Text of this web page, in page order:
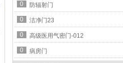
0 防辐射门
0 洁净门23
0 高级医用气密门-012
0 病房门